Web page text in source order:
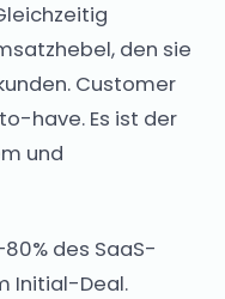
den sie
Customer
have. Es ist der
und
des SaaS-
Initial-Deal.